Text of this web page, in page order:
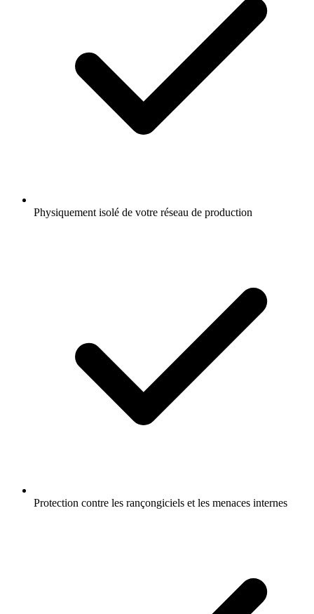
Physiquement isolé de votre réseau de production
Protection contre les rançongiciels et les menaces internes